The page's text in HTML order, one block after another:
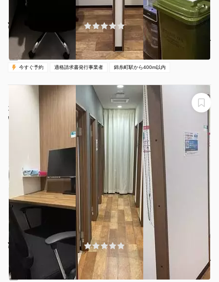
¥500 〜 ¥500 /時間
(0件)
錦糸町駅 徒歩3分
東京都墨田区江東橋3-8-11
30分〜
営業時間：
00:00-24:00（全日）
今すぐ予約 適格請求書発行事業者 錦糸町駅から400m以内
【錦糸町駅から徒歩1分】モニター・フリードリンク付き
1名完全個室（ブース1）※予約時間前は入室不可
いいオフィス錦糸町
¥500 〜 ¥500 /時間
(0件)
錦糸町駅 徒歩3分
東京都墨田区江東橋3-8-11 1名
30分〜
営業時間：
00:00-24:00（全日）